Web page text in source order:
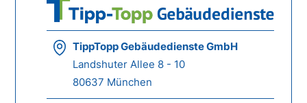
TippTopp Gebäudedienste GmbH
Landshuter Allee 8 - 10
80637 München